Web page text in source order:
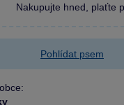
Nakupujte hned, plaťte
Pohlídat psem